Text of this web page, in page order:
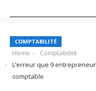
COMPTABILITÉ
Home
Comptabilité
L’erreur que 9
comptable